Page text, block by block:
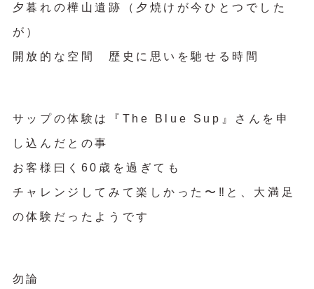
夕暮れの樺山遺跡（夕焼けが今ひとつでした
が）
開放的な空間 歴史に思いを馳せる時間
サップの体験は『The Blue Sup』さんを申
し込んだとの事
お客様曰く60歳を過ぎても
チャレンジしてみて楽しかった〜‼︎と、大満足
の体験だったようです
勿論